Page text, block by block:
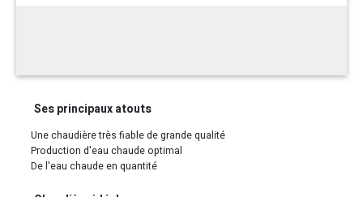
Ses principaux atouts
Une chaudière très fiable de grande qualité
Production d'eau chaude optimal
De l'eau chaude en quantité